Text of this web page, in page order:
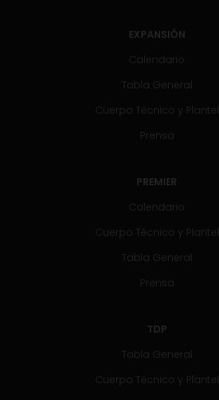
EXPANSIÓN
Calendario
Tabla General
Cuerpo Técnico y Plantel
Prensa
PREMIER
Calendario
Cuerpo Técnico y Plantel
Tabla General
Prensa
TDP
Tabla General
Cuerpo Técnico y Plantel